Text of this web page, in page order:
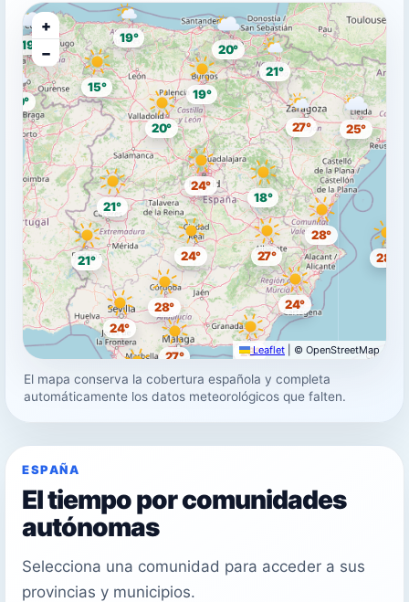
24°
28°
27°
24°
27°
24°
20°
28°
20°
20°
19°
19°
21°
28°
19°
27°
21°
25°
23°
24°
15°
28°
18°
21°
+
−
Leaflet © OpenStreetMap
El mapa conserva la cobertura española y completa
automáticamente los datos meteorológicos que falten.
ESPAÑA
El tiempo por comunidades
autónomas
Selecciona una comunidad para acceder a sus
provincias y municipios.